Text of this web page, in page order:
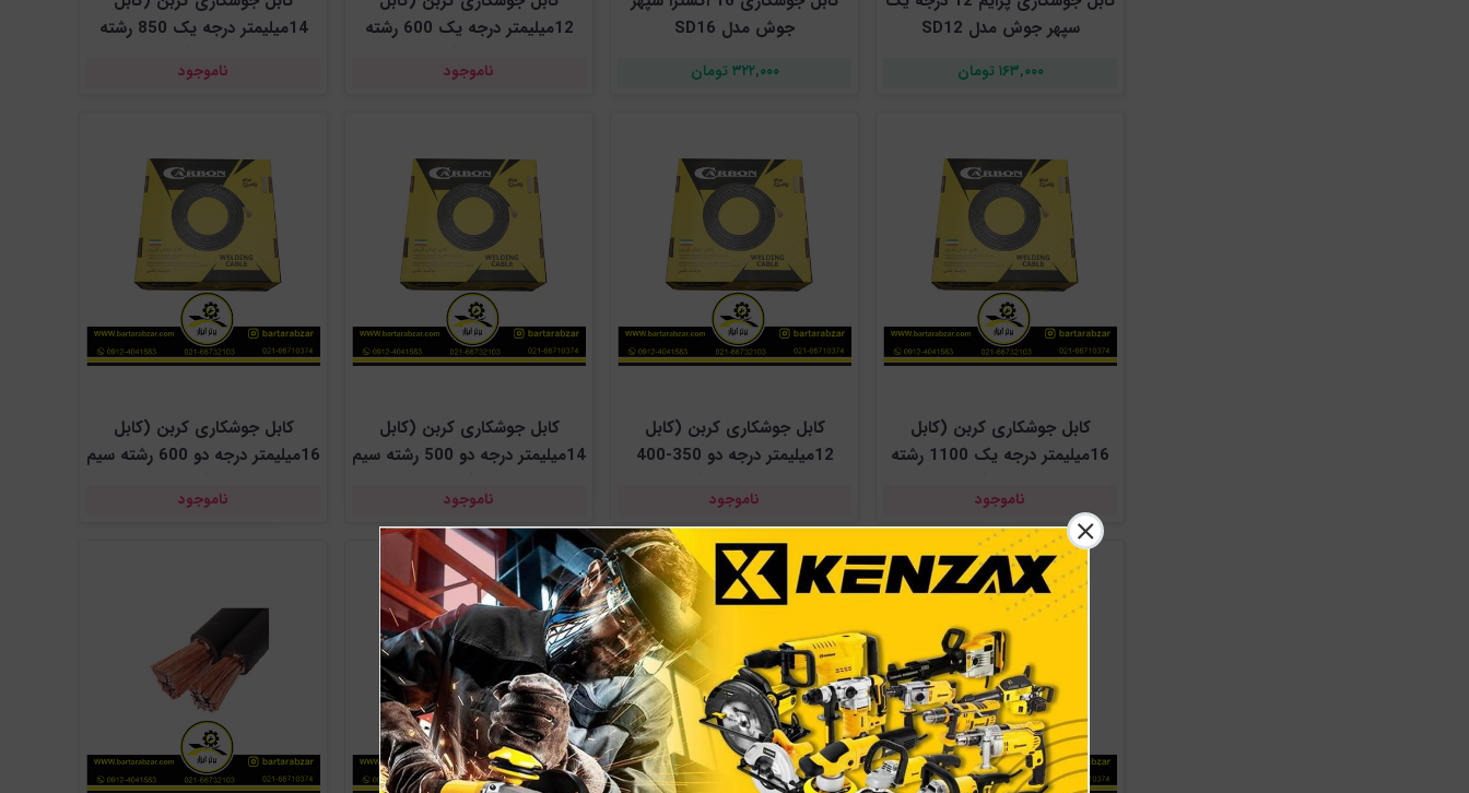
سپهر جوش مدل SD12
۱۶۳,۰۰۰ تومان
جوش مدل SD16
۳۲۲,۰۰۰ تومان
12میلیمتر درجه یک 600 رشته
ناموجود
14میلیمتر درجه یک 850 رشته
ناموجود
کابل جوشکاری کربن (کابل
16میلیمتر درجه یک 1100 رشته
ناموجود
کابل جوشکاری کربن (کابل
12میلیمتر درجه دو 350-400
ناموجود
کابل جوشکاری کربن (کابل
14میلیمتر درجه دو 500 رشته سیم
ناموجود
کابل جوشکاری کربن (کابل
16میلیمتر درجه دو 600 رشته سیم
ناموجود